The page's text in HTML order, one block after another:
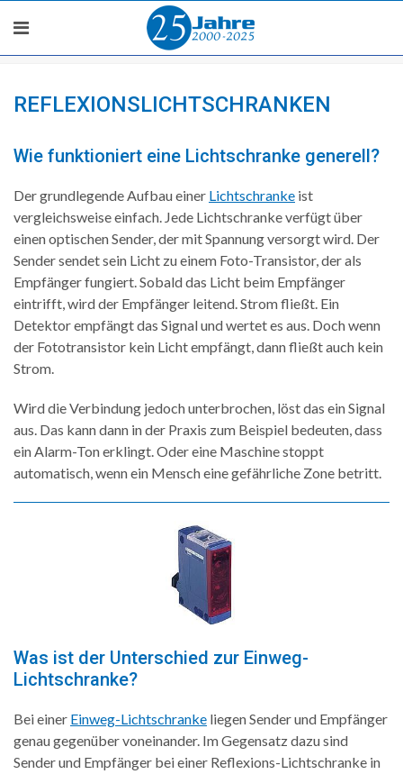
REFLEXIONSLICHTSCHRANKEN
Wie funktioniert eine Lichtschranke generell?
Der grundlegende Aufbau einer Lichtschranke ist
vergleichsweise einfach. Jede Lichtschranke verfügt über
einen optischen Sender, der mit Spannung versorgt wird. Der
Sender sendet sein Licht zu einem Foto-Transistor, der als
Empfänger fungiert. Sobald das Licht beim Empfänger
eintrifft, wird der Empfänger leitend. Strom fließt. Ein
Detektor empfängt das Signal und wertet es aus. Doch wenn
der Fototransistor kein Licht empfängt, dann fließt auch kein
Strom.
Wird die Verbindung jedoch unterbrochen, löst das ein Signal
aus. Das kann dann in der Praxis zum Beispiel bedeuten, dass
ein Alarm-Ton erklingt. Oder eine Maschine stoppt
automatisch, wenn ein Mensch eine gefährliche Zone betritt.
Was ist der Unterschied zur Einweg-
Lichtschranke?
Bei einer Einweg-Lichtschranke liegen Sender und Empfänger
genau gegenüber voneinander. Im Gegensatz dazu sind
Sender und Empfänger bei einer Reflexions-Lichtschranke in